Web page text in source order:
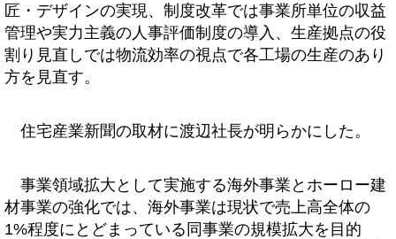
匠・デザインの実現、制度改革では事業所単位の収益
管理や実力主義の人事評価制度の導入、生産拠点の役
割り見直しでは物流効率の視点で各工場の生産のあり
方を見直す。
住宅産業新聞の取材に渡辺社長が明らかにした。
事業領域拡大として実施する海外事業とホーロー建
材事業の強化では、海外事業は現状で売上高全体の
1%程度にとどまっている同事業の規模拡大を目的